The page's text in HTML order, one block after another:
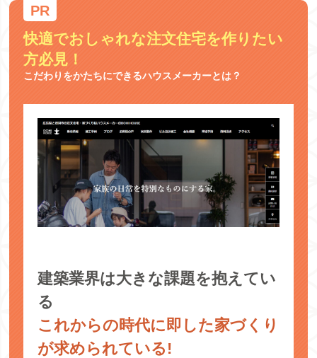
快適でおしゃれな注文住宅を作りたい
方必見！
こだわりをかたちにできるハウスメーカーとは？
建築業界は大きな課題を抱えてい
る
これからの時代に即した家づくり
が求められている!